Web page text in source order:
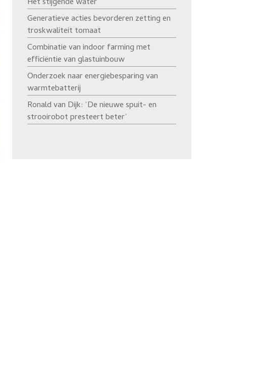
Generatieve acties bevorderen zetting en
troskwaliteit tomaat
Combinatie van indoor farming met
efficiëntie van glastuinbouw
Onderzoek naar energiebesparing van
warmtebatterij
Ronald van Dijk: ‘De nieuwe spuit- en
strooirobot presteert beter’